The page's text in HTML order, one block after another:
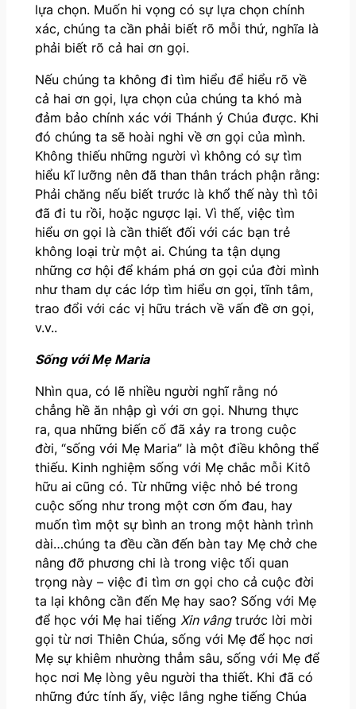
lựa chọn. Muốn hi vọng có sự lựa chọn chính
xác, chúng ta cần phải biết rõ mỗi thứ, nghĩa là
phải biết rõ cả hai ơn gọi.
Nếu chúng ta không đi tìm hiểu để hiểu rõ về
cả hai ơn gọi, lựa chọn của chúng ta khó mà
đảm bảo chính xác với Thánh ý Chúa được. Khi
đó chúng ta sẽ hoài nghi về ơn gọi của mình.
Không thiếu những người vì không có sự tìm
hiểu kĩ lưỡng nên đã than thân trách phận rằng:
Phải chăng nếu biết trước là khổ thế này thì tôi
đã đi tu rồi, hoặc ngược lại. Vì thế, việc tìm
hiểu ơn gọi là cần thiết đối với các bạn trẻ
không loại trừ một ai. Chúng ta tận dụng
những cơ hội để khám phá ơn gọi của đời mình
như tham dự các lớp tìm hiểu ơn gọi, tĩnh tâm,
trao đổi với các vị hữu trách về vấn đề ơn gọi,
v.v..
Sống với Mẹ Maria
Nhìn qua, có lẽ nhiều người nghĩ rằng nó
chẳng hề ăn nhập gì với ơn gọi. Nhưng thực
ra, qua những biến cố đã xảy ra trong cuộc
đời, “sống với Mẹ Maria” là một điều không thể
thiếu. Kinh nghiệm sống với Mẹ chắc mỗi Kitô
hữu ai cũng có. Từ những việc nhỏ bé trong
cuộc sống như trong một cơn ốm đau, hay
muốn tìm một sự bình an trong một hành trình
dài…chúng ta đều cần đến bàn tay Mẹ chở che
nâng đỡ phương chi là trong việc tối quan
trọng này – việc đi tìm ơn gọi cho cả cuộc đời
ta lại không cần đến Mẹ hay sao? Sống với Mẹ
để học với Mẹ hai tiếng Xin vângtrước lời mời
gọi từ nơi Thiên Chúa, sống với Mẹ để học nơi
Mẹ sự khiêm nhường thẳm sâu, sống với Mẹ để
học nơi Mẹ lòng yêu người tha thiết. Khi đã có
những đức tính ấy, việc lắng nghe tiếng Chúa